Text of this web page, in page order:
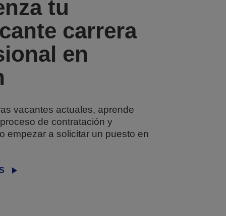
tu
carrera
en
vacantes actuales, aprende
de contratación y
empezar a solicitar un puesto en